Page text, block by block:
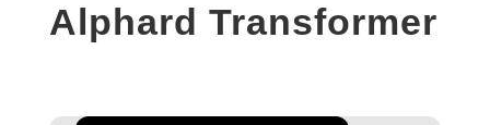
Alphard Transformer